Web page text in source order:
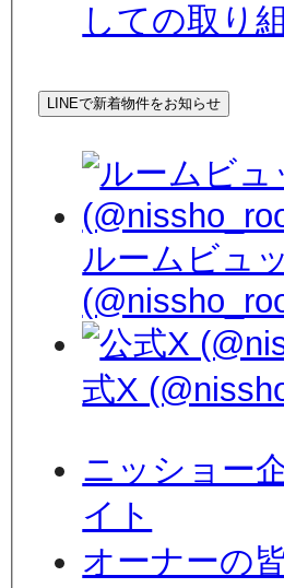
しての取り
LINEで新着物件をお知らせ
ルームビュ
式X
ニッショー
イト
オーナーの